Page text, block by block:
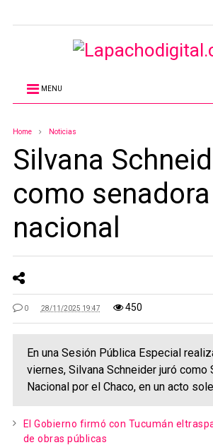
MENU
Home Noticias
Silvana
como senadora
nacional
0 28/11/2025 19:47 450
En una Sesión Pública Especial
viernes, Silvana Schneider juró como
Nacional por el Chaco, en un acto
El Gobierno firmó con Tucumán
de obras públicas